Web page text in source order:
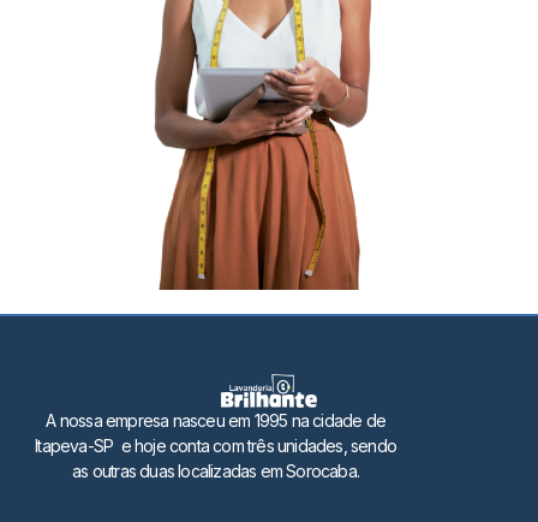
A nossa empresa nasceu em 1995 na cidade de
Itapeva-SP e hoje conta com três unidades, sendo
as outras duas localizadas em Sorocaba.